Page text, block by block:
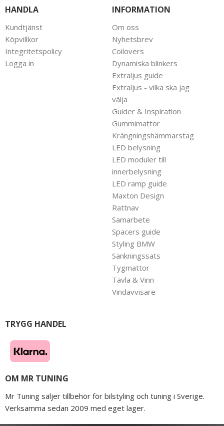
HANDLA
Kundtjänst
Köpvillkor
Integritetspolicy
Logga in
INFORMATION
Om oss
Nyhetsbrev
Coilovers
Dynamiska blinkers
Extraljus guide
Extraljus - vilka ska jag
välja
Guider & Inspiration
Gummimattor
Krängningshämmarstag
LED belysning
LED moduler till
innerbelysning
LED ramp guide
Maxton Design
Rattnav
Samarbete
Spacers guide
Styling BMW
Sänkningssats
Tygmattor
Tävla & Vinn
Vindavvisare
TRYGG HANDEL
OM MR TUNING
Mr Tuning säljer tillbehör för bilstyling och tuning i Sverige.
Verksamma sedan 2009 med eget lager.